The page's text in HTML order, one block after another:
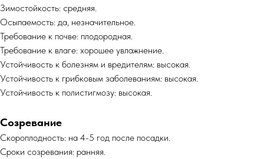
Зимостойкость: средняя.
Осыпаемость: да, незначительное.
Требование к почве: плодородная.
Требование к влаге: хорошее увлажнение.
Устойчивость к болезням и вредителям: высокая.
Устойчивость к грибковым заболеваниям: высокая.
Устойчивость к полистигмозу: высокая.
Созревание
Скороплодность: на 4-5 год после посадки.
Сроки созревания: ранняя.